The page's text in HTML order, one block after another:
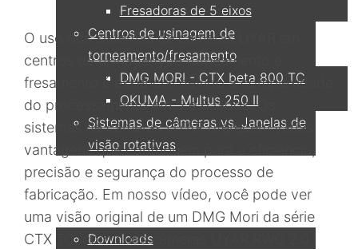
Fresadoras de 5 eixos
Centros de usinagem de
torneamento/fresamento
DMG MORI - CTX beta 800 TC
OKUMA - Multus 250 II
Sistemas de câmeras vs. Janelas de
visão rotativas
Serviço
Downloads
O uso dos sistemas de câmeras UYAR em
centros de usinagem de torneamento e
fresamento é essencial devido à complexidade
do processamento em 5 e 6 lados. Os
sistemas de câmeras UYAR oferecem várias
vantagens que contribuem para a eficiência,
precisão e segurança do processo de
fabricação. Em nosso vídeo, você pode ver
uma visão original de um DMG Mori da série
CTX TC, com duas câmeras UYAR RWC 2.0